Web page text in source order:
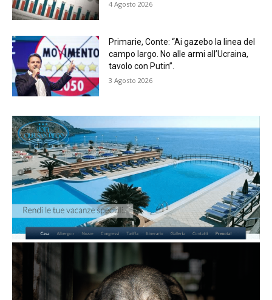
4 Agosto 2026
Primarie, Conte: “Ai gazebo la linea del
campo largo. No alle armi all’Ucraina,
tavolo con Putin”.
3 Agosto 2026